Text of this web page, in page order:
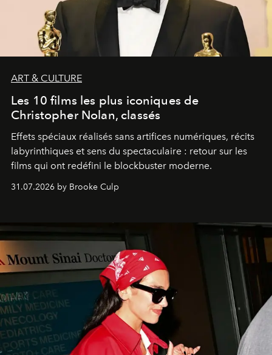
ART & CULTURE
Les 10 films les plus iconiques de
Christopher Nolan, classés
Effets spéciaux réalisés sans artifices numériques, récits
labyrinthiques et sens du spectaculaire : retour sur les
films qui ont redéfini le blockbuster moderne.
31.07.2026 by Brooke Culp